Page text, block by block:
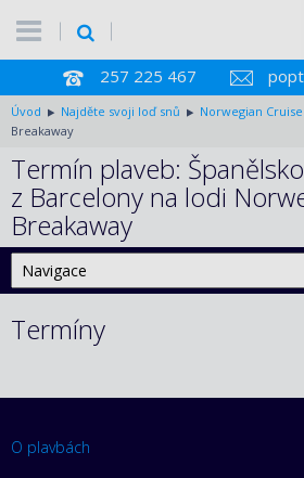
257 225 467
Úvod Najděte svoji loď snů Norwegian
Breakaway
Termín plaveb:
z Barcelony na lodi
Breakaway
Termíny
O plavbách